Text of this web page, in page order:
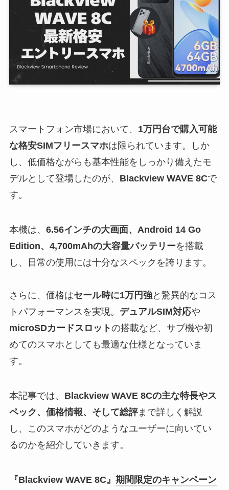
スマートフォン市場において、 1万円台で購入可能
な格安SIMフリースマホは限られています。しか
し、低価格ながらも基本性能をしっかり備えたモ
デルとして登場したのが、 Blackview WAVE 8Cで
す。
本機は、 6.56インチの大画面、Android 14 Go
Edition、4,700mAhの大容量バッテリーを搭載
し、日常の使用には十分なスペックを誇ります。
さらに、価格はセール時に1万円強と驚異的なコス
トパフォーマンスを実現。 デュアルSIM対応や
microSDカードスロットの搭載など、サブ機や初
めてのスマホとしても最適な仕様となっていま
す。
本記事では、 Blackview WAVE 8Cの主な特長やス
ペック、価格情報、そして総評まで詳しく解説
し、このスマホがどのようなユーザーに向いてい
るのかを紹介していきます。
『Blackview WAVE 8C』 期間限定のキャンペーン